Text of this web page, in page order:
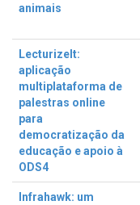
animais
LecturizeIt:
aplicação
multiplataforma de
palestras online
para
democratização da
educação e apoio à
ODS4
Infrahawk: um